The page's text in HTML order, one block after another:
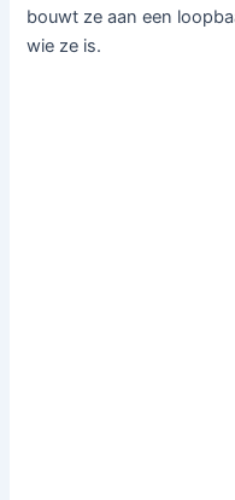
bouwt ze aan een
wie ze is.